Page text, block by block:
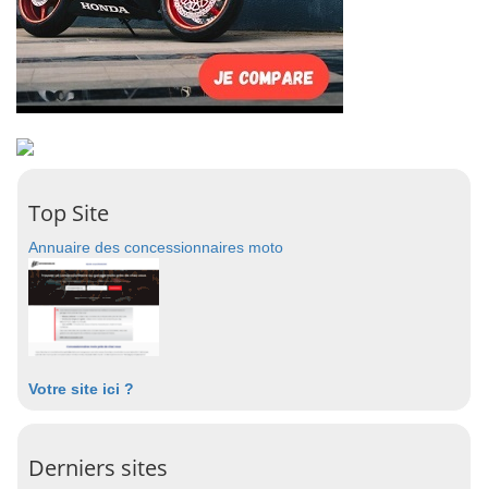
Top Site
Annuaire des concessionnaires moto
Votre site ici ?
Derniers sites